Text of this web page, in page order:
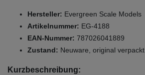
Hersteller: Evergreen Scale Models
Artikelnummer: EG-4188
EAN-Nummer: 787026041889
Zustand: Neuware, original verpackt
Kurzbeschreibung: